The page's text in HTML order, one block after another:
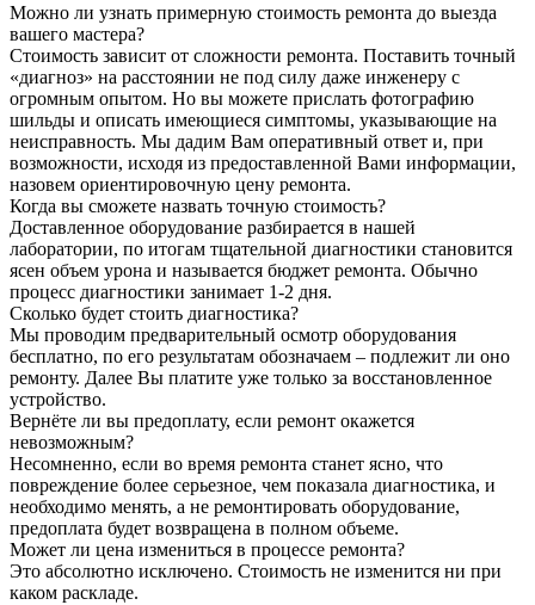
Можно ли узнать примерную стоимость ремонта до выезда
вашего мастера?
Стоимость зависит от сложности ремонта. Поставить точный
«диагноз» на расстоянии не под силу даже инженеру с
огромным опытом. Но вы можете прислать фотографию
шильды и описать имеющиеся симптомы, указывающие на
неисправность. Мы дадим Вам оперативный ответ и, при
возможности, исходя из предоставленной Вами информации,
назовем ориентировочную цену ремонта.
Когда вы сможете назвать точную стоимость?
Доставленное оборудование разбирается в нашей
лаборатории, по итогам тщательной диагностики становится
ясен объем урона и называется бюджет ремонта. Обычно
процесс диагностики занимает 1-2 дня.
Сколько будет стоить диагностика?
Мы проводим предварительный осмотр оборудования
бесплатно, по его результатам обозначаем – подлежит ли оно
ремонту. Далее Вы платите уже только за восстановленное
устройство.
Вернёте ли вы предоплату, если ремонт окажется
невозможным?
Несомненно, если во время ремонта станет ясно, что
повреждение более серьезное, чем показала диагностика, и
необходимо менять, а не ремонтировать оборудование,
предоплата будет возвращена в полном объеме.
Может ли цена измениться в процессе ремонта?
Это абсолютно исключено. Стоимость не изменится ни при
каком раскладе.